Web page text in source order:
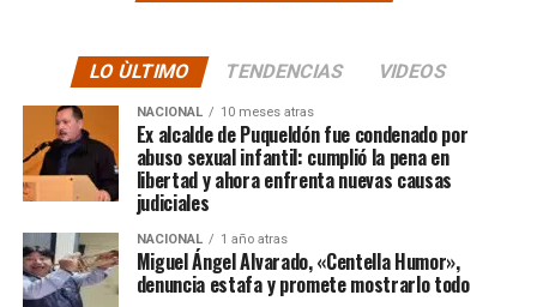
LO ÙLTIMO TENDENCIAS VIDEOS
NACIONAL 10 meses atras
Ex alcalde de Puqueldón fue condenado por
abuso sexual infantil: cumplió la pena en
libertad y ahora enfrenta nuevas causas
judiciales
NACIONAL 1 año atras
Miguel Ángel Alvarado, «Centella Humor»,
denuncia estafa y promete mostrarlo todo